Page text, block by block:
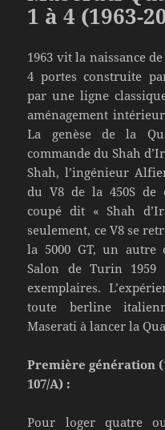
1 à 4 (1963-
1963 vit la naissance
4 portes construite
par une ligne
aménagement
La genèse de la
commande du Shah
Shah, l’ingénieur
du V8 de la 450S de
coupé dit « Shah
seulement, ce V8 se
la 5000 GT, un autre
Salon de Turin
exemplaires.
toute berline
Maserati à lancer la
Première génération
107/A) :
Pour loger quatre